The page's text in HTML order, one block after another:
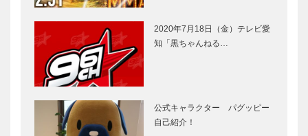
2020年7月18日（金）テレビ愛
知「黒ちゃんねる…
公式キャラクター パグッピー
自己紹介！